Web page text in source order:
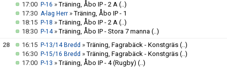
17:00 P-16 »Träning, Åbo IP - 2 A (..)
17:30 A-lag Herr »Träning, Åbo IP - 1
18:15 P-18 »Träning, Åbo IP - 2 A (..)
18:30 P-14»Träning, Åbo IP - Stora 7 manna (..)
28
16:15 P-13/14 Bredd »Träning, Fagrabäck - Konstgräs (..)
16:30 P-15/16 Bredd »Träning, Fagrabäck - Konstgräs (..)
17:00 P-13 »Träning, Åbo IP - 4 (Rugby) (..)